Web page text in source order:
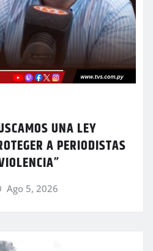
UNA LEY
A PERIODISTAS
Ago 5, 2026